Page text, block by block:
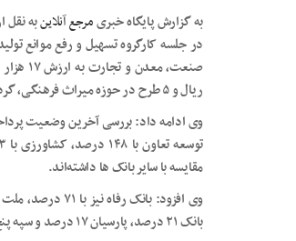
به گزارش پایگاه خبریمرجع آنلاین
ریال و ۵ طرح در حوزه میراث فرهنگی، گردشگری و صنایع دستی به ارزش یک‌هزار و ۲۲۰ میلیارد ریال به تصویب رسید.
مقایسه با سایر بانک ها داشته‌اند.
بانک ۲۱ درصد، پارسیان ۱۷ درصد و سپه پنج درصد از تعهدات خود را در روند پرداخت تسهیلات انجام داده‌اند.